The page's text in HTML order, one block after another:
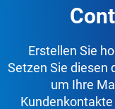
Erstellen Sie
Setzen Sie diesen
um Ihre